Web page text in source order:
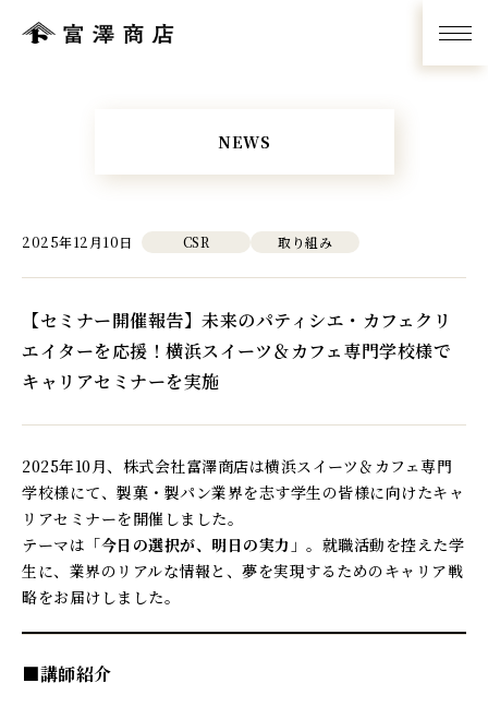
NEWS
2025年12月10日 CSR 取り組み
【セミナー開催報告】未来のパティシエ・カフェクリ
エイターを応援！横浜スイーツ＆カフェ専門学校様で
キャリアセミナーを実施
2025年10月、株式会社富澤商店は横浜スイーツ＆カフェ専門
学校様にて、製菓・製パン業界を志す学生の皆様に向けたキャ
リアセミナーを開催しました。
テーマは「今日の選択が、明日の実力 」。就職活動を控えた学
生に、業界のリアルな情報と、夢を実現するためのキャリア戦
略をお届けしました。
■講師紹介